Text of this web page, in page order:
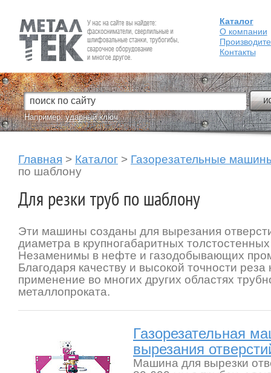
Fein — Профессиональный электроинструмент для обработки
металла.
Каталог
О компании
Контакты
Например:ударный ключ
Главная > Каталог > Газорезательные
по шаблону
Для резки труб по шаблону
Эти машины созданы для вырезания
диаметра в крупногабаритных
Незаменимы в нефте и газодобывающих
Благодаря качеству и высокой точности реза
применение во многих других областях
металлопроката.
Газорезательная
вырезания
Машина для вырезки